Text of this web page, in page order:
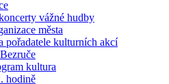
vážné hudby
města
pořadatele kulturních akcí
kultura
hodině